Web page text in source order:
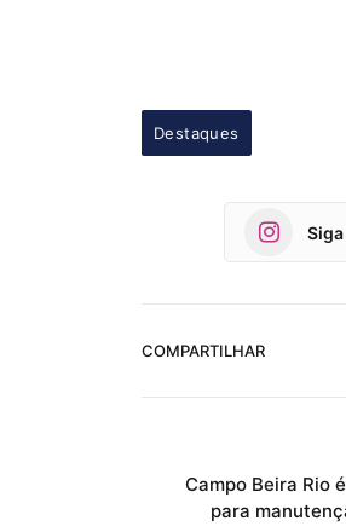
Destaques
COMPARTILHAR
Campo Beira Rio
para